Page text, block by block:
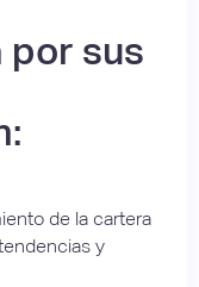
por sus
de la cartera
y